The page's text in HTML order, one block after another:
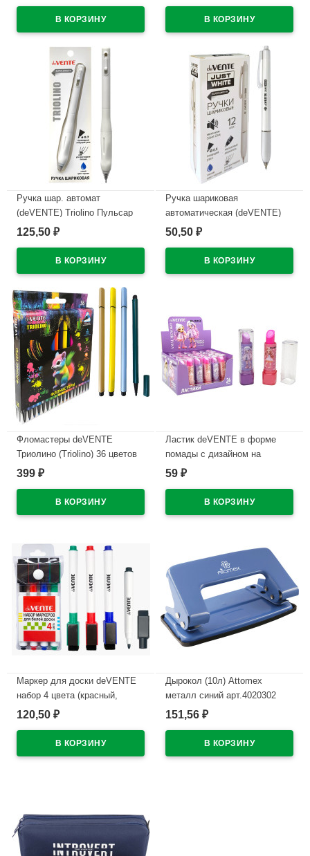
синий корпус арт.5073626
арт.5070610 (Ст12)
Ручка шар. автомат
(deVENTE) Triolino Пульсар
(Pulsar) н/
арт.5070609 (Ст12)
125,50 ₽
Ручка шариковая
автоматическая (deVENTE)
ПРОСТО БЕЛЫЙ (JUST
каучуковый держатель,
синий, 0,5мм, масло
50,50 ₽
Фломастеры deVENTE
Триолино (Triolino) 36 цветов
трехгранные картонная
399 ₽
Ластик deVENTE в форме
помады с дизайном на
корпусе арт.8030619
59 ₽
Маркер для доски deVENTE
набор 4 цвета (красный,
синий, черный, зеленый) 2мм
магнитом для крепления
арт.5040605 (Ст.4)
120,50 ₽
Дырокол (10л) Attomex
металл синий арт.4020302
В наличии
151,56 ₽